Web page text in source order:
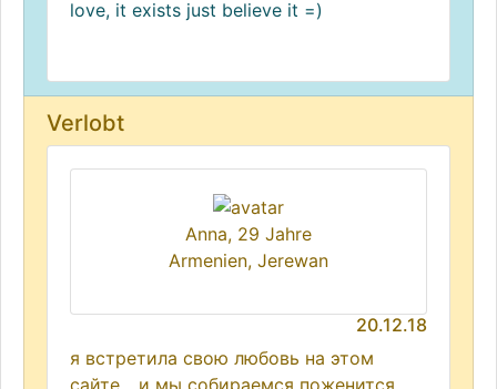
love, it exists just believe it =)
Verlobt
Anna, 29 Jahre
Armenien, Jerewan
20.12.18
я встретила свою любовь на этом
сайте... и мы собираемся поженится...